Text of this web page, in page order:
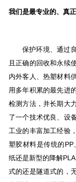
我们是最专业的、真
保护环境、通过
且正确的回收和永续
内外客人、热塑材料
用多年积累的最先进
检测方法，并长期大
了一个技术优良、设
工业的丰富加工经验
塑胶材料是传统的PP
纸还是新型的降解PLA
式的还是隧道式的，